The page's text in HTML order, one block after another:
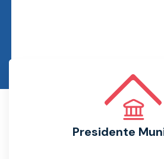
Presidente